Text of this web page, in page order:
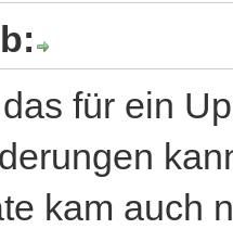
für ein
kam auch